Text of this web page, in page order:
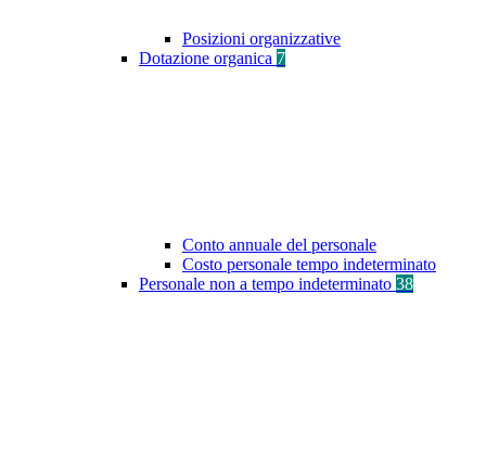
Posizioni organizzative
Dotazione organica 7
Conto annuale del personale
Costo personale tempo indeterminato
Personale non a tempo indeterminato 38